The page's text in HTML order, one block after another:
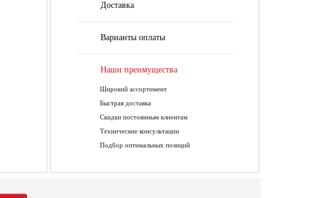
Доставка
Варианты оплаты
Наши преимущества
Широкий ассортимент
Быстрая доставка
Скидки постоянным клиентам
Технические консультации
Подбор оптимальных позиций